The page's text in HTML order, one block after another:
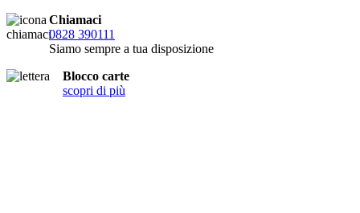
Chiamaci
0828 390111
Siamo sempre a tua disposizione
Blocco carte
scopri di più